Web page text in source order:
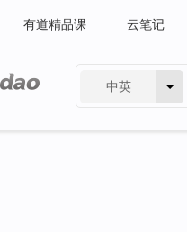
有道精品课 云笔记
中英